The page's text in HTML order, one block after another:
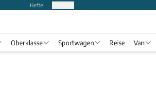
Hefte
Oberklasse Sportwagen Reise Van